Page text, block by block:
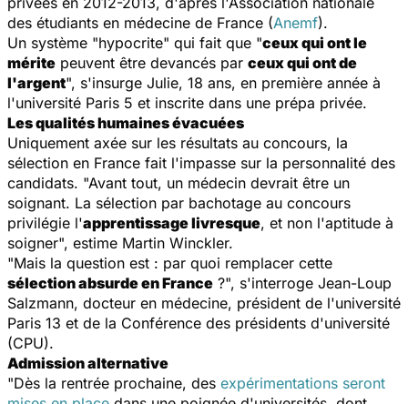
des étudiants en médecine de France (Anemf).
Un système "hypocrite" qui fait que "ceux qui ont le
mérite peuvent être devancés par ceux qui ont de
l'argent", s'insurge Julie, 18 ans, en première année à
l'université Paris 5 et inscrite dans une prépa privée.
Les qualités humaines évacuées
Uniquement axée sur les résultats au concours, la
sélection en France fait l'impasse sur la personnalité des
candidats. "Avant tout, un médecin devrait être un
soignant. La sélection par bachotage au concours
privilégie l'apprentissage livresque, et non l'aptitude à
soigner", estime Martin Winckler.
"Mais la question est : par quoi remplacer cette
sélection absurde en France ?", s'interroge Jean-Loup
Salzmann, docteur en médecine, président de l'université
Paris 13 et de la Conférence des présidents d'université
(CPU).
Admission alternative
"Dès la rentrée prochaine, des expérimentations seront